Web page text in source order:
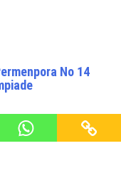
No 14